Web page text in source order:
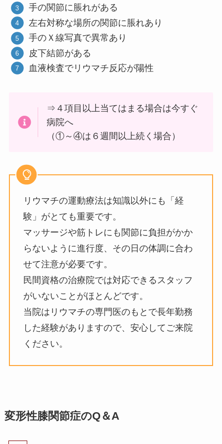
手の関節に脹れがある
左右対称な場所の関節に脹れあり
手のＸ線写真で異常あり
皮下結節がある
血液検査でリウマチ反応が陽性
⇒４項目以上当てはまる場合は今すぐ
病院へ
（①～④は６週間以上続く場合）
リウマチの運動療法は知識以外にも「経
験」がとても重要です。
マッサージや筋トレにも関節に負担がかか
らないように進行度、その日の体調に合わ
せて注意が必要です。
民間資格の治療院では対応できるスタッフ
がいないことがほとんどです。
当院はリウマチの専門医のもとで長年勤務
した経験がありますので、安心してご来院
ください。
変形性膝関節症のQ＆A